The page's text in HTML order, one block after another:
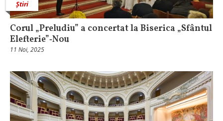
Știri
Corul „Preludiu” a concertat la Biserica „Sfântul
Elefterie”‑Nou
11 Noi, 2025